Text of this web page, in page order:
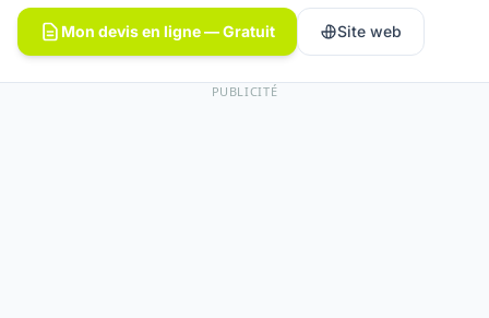
Mon devis en ligne — Gratuit Site web
PUBLICITÉ